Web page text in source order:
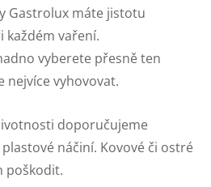
Gastrolux máte jistotu
každém vaření.
vyberete přesně ten
nejvíce vyhovovat.
doporučujeme
náčiní. Kovové či ostré
poškodit.